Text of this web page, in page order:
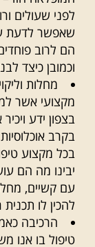
לפני שעולים
שאפשר לדעת
הם לרוב
וכמובן כיצד
מחלות
מקצועי אשר
בצפון ידע
בקרב
בכל מקצוע
יבינו מה הם
עם קשיים,
להכין לו
הרכיבה
טיפול בו אנו